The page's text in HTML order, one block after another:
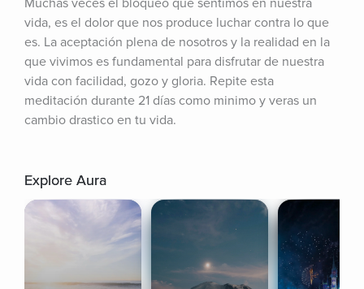
Muchas veces el bloqueo que sentimos en nuestra
vida, es el dolor que nos produce luchar contra lo que
es. La aceptación plena de nosotros y la realidad en la
que vivimos es fundamental para disfrutar de nuestra
vida con facilidad, gozo y gloria. Repite esta
meditación durante 21 días como minimo y veras un
cambio drastico en tu vida.
Explore Aura